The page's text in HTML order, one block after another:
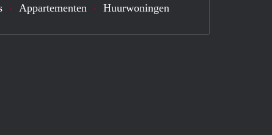
Appartementen Huurwoningen